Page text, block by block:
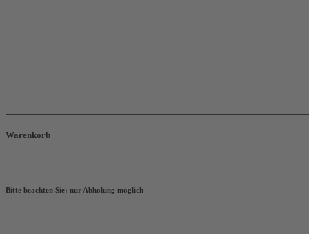
Warenkorb
Bitte beachten Sie: nur Abholung möglich